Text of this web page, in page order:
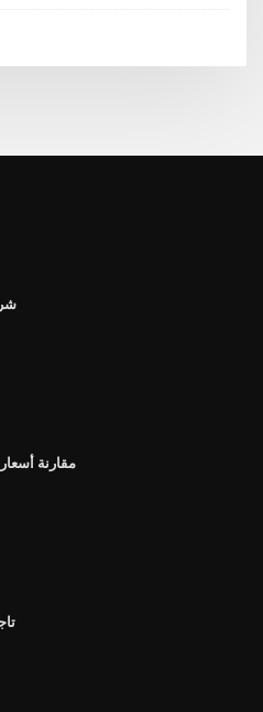
مقارنة